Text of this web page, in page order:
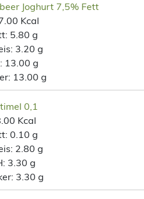
Joghurt 7,5% Fett
Kcal
5.80 g
3.20 g
13.00 g
13.00 g
0,1
Kcal
0.10 g
2.80 g
3.30 g
3.30 g